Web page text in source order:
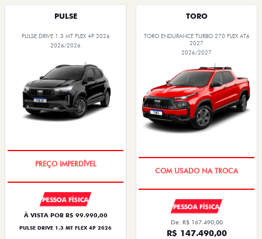
PULSE
PULSE DRIVE 1.3 MT FLEX 4P 2026
2026/2026
PESSOA FÍSICA
À VISTA POR R$ 99.990,00
PULSE DRIVE 1.3 MT FLEX 4P 2026
TORO
TORO ENDURANCE TURBO 270 FLEX AT6
2027
2026/2027
PESSOA FÍSICA
De: R$ 167.490,00
R$ 147.490,00